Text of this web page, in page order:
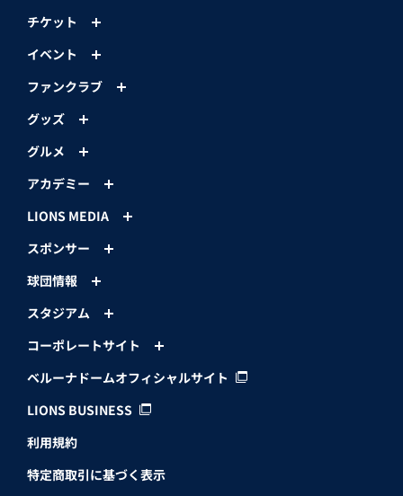
チケット
イベント
ファンクラブ
グッズ
グルメ
アカデミー
LIONS MEDIA
スポンサー
球団情報
スタジアム
コーポレートサイト
ベルーナドームオフィシャルサイト
LIONS BUSINESS
利用規約
特定商取引に基づく表示